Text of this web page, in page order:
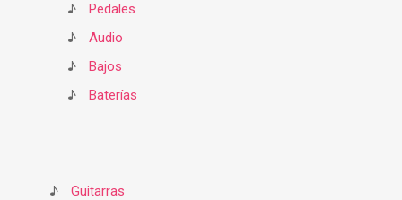
♪
Pedales
♪
Audio
♪
Bajos
♪
Baterías
♪
Guitarras